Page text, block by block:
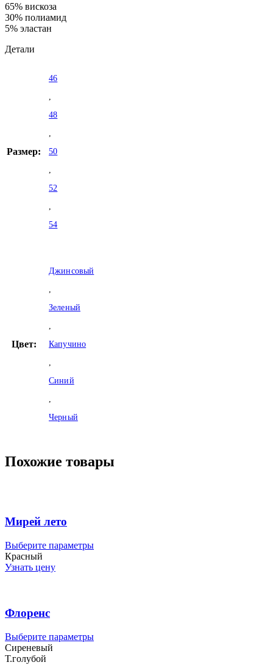
65% вискоза
30% полиамид
5% эластан
Детали
Размер:
46
48
50
52
54
Цвет:
Джинсовый
Зеленый
Капучино
Синий
Черный
Похожие товары
Мирей лето
Выберите параметрыЭтот
странице
Красный
Узнать цену
Флоренс
Выберите параметрыЭтот
Сиреневый
Т.голубой